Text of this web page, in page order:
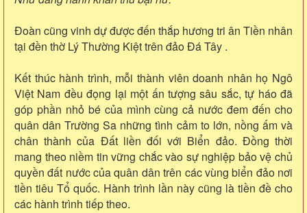
Đoàn cũng vinh dự được đến thắp hương tri ân Tiền nhân
tại đền thờ Lý Thường Kiệt trên đảo Đá Tây .
Kết thúc hành trình, mỗi thành viên doanh nhân họ Ngô
Việt Nam đều đọng lại một ấn tượng sâu sắc, tự háo đã
góp phần nhỏ bé của mình cùng cả nước đem đến cho
quân dân Trường Sa những tình cảm to lớn, nồng ấm và
chân thành của Đất liền đối với Biển đảo. Đồng thời
mang theo niềm tin vững chắc vào sự nghiệp bảo vệ chủ
quyền đất nước của quân dân trên các vùng biển đảo nơi
tiền tiêu Tổ quốc. Hành trình lần này cũng là tiền đề cho
các hành trình tiếp theo.